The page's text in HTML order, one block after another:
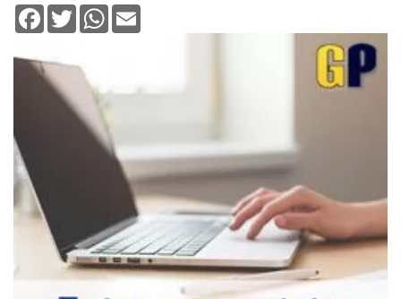
Facebook
TwitterWhatsApp